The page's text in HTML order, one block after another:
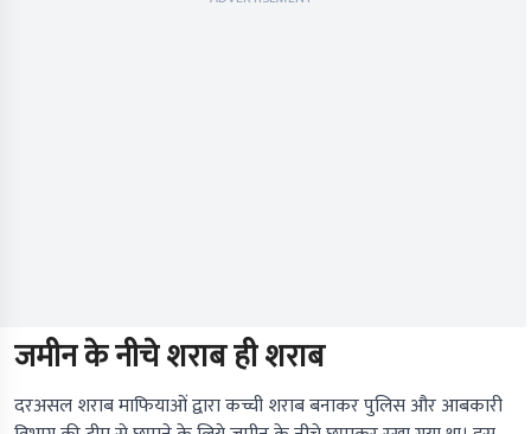
जमीन के नीचे शराब ही शराब
दरअसल शराब माफियाओं द्वारा कच्ची शराब बनाकर पुलिस और आबकारी